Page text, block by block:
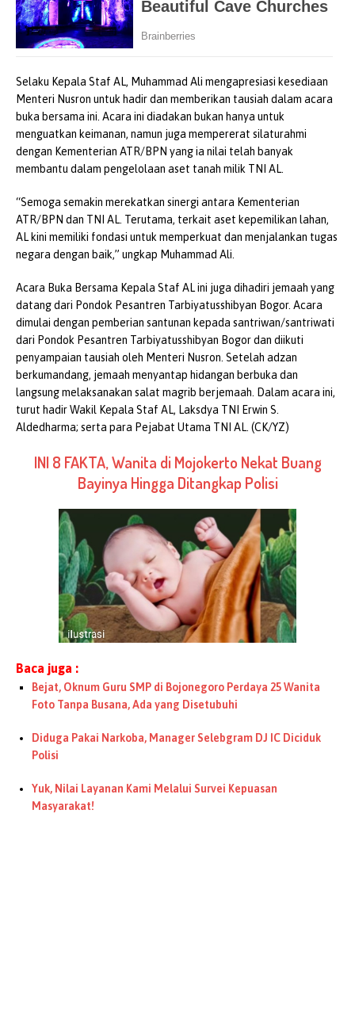
Selaku Kepala Staf AL, Muhammad Ali mengapresiasi kesediaan
Menteri Nusron untuk hadir dan memberikan tausiah dalam acara
buka bersama ini. Acara ini diadakan bukan hanya untuk
menguatkan keimanan, namun juga mempererat silaturahmi
dengan Kementerian ATR/BPN yang ia nilai telah banyak
membantu dalam pengelolaan aset tanah milik TNI AL.
“Semoga semakin merekatkan sinergi antara Kementerian
ATR/BPN dan TNI AL. Terutama, terkait aset kepemilikan lahan,
AL kini memiliki fondasi untuk memperkuat dan menjalankan tugas
negara dengan baik,” ungkap Muhammad Ali.
Acara Buka Bersama Kepala Staf AL ini juga dihadiri jemaah yang
datang dari Pondok Pesantren Tarbiyatusshibyan Bogor. Acara
dimulai dengan pemberian santunan kepada santriwan/santriwati
dari Pondok Pesantren Tarbiyatusshibyan Bogor dan diikuti
penyampaian tausiah oleh Menteri Nusron. Setelah adzan
berkumandang, jemaah menyantap hidangan berbuka dan
langsung melaksanakan salat magrib berjemaah. Dalam acara ini,
turut hadir Wakil Kepala Staf AL, Laksdya TNI Erwin S.
Aldedharma; serta para Pejabat Utama TNI AL. (CK/YZ)
INI 8 FAKTA, Wanita di Mojokerto Nekat Buang
Bayinya Hingga Ditangkap Polisi
Baca juga :
Bejat, Oknum Guru SMP di Bojonegoro Perdaya 25 Wanita
Foto Tanpa Busana, Ada yang Disetubuhi
Diduga Pakai Narkoba, Manager Selebgram DJ IC Diciduk
Polisi
Yuk, Nilai Layanan Kami Melalui Survei Kepuasan
Masyarakat!